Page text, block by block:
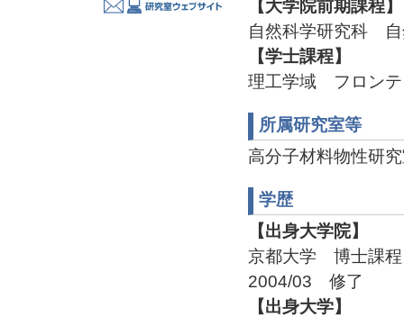
【大学院前期課程】
自然科学研究科 自
【学士課程】
理工学域 フロン
所属研究室等
高分子材料物性研
学歴
【出身大学院】
京都大学 博士課
2004/03 修了
【出身大学】